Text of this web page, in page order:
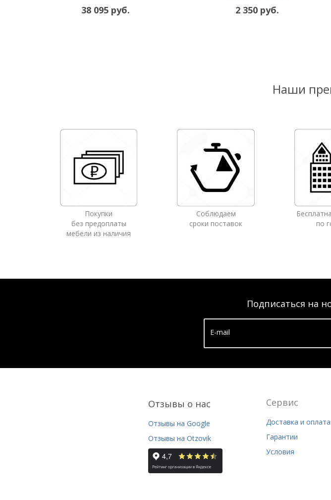
38 095 руб. 2 350 руб.
Наши
Покупки
без предоплаты
мебели из наличия
Соблюдаем
сроки поставок
по
Подписаться на
E-mail
Отзывы о нас
Отзывы на Google
Отзывы на Otzovik
Сервис
Доставка и оплата
Гарантии
Условия